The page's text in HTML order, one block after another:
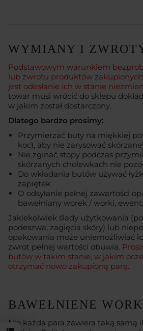
WYMIANY I
Podstawowym warunkiem
lub zwrotu produktów zakupionych
jest odesłanie ich w stanie
towar musi wrócić do sklepu
w jakim został dostarczony.
Dlatego bardzo prosimy:
Przymierzać buty na miękkiej
koc), aby nie zarysować
Nie zginać stopy podczas
skórzanych cholewkach nie
Do wkładania butów używać
zapiętek
O odsyłanie pełnej zawartości
bawełniany worek / worki,
Jakiekolwiek ślady użytkowania
podeszwa, zagięcia skóry) lub
opakowania może uniemożliwiać
zwrot pełnej wartości obuwia.
butów w takim stanie, w jakim
otrzymać nowo zakupioną parę.
BAWEŁNIENE
Nie każda para zawiera taką samą